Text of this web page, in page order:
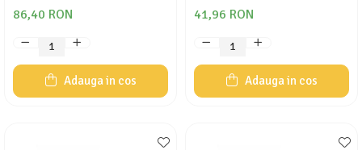
86,40 RON
Adauga in cos
41,96 RON
Adauga in cos